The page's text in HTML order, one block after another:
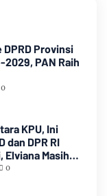
DPRD Provinsi
PAN Raih
0
KPU, Ini
DPR RI
Elviana Masih
0